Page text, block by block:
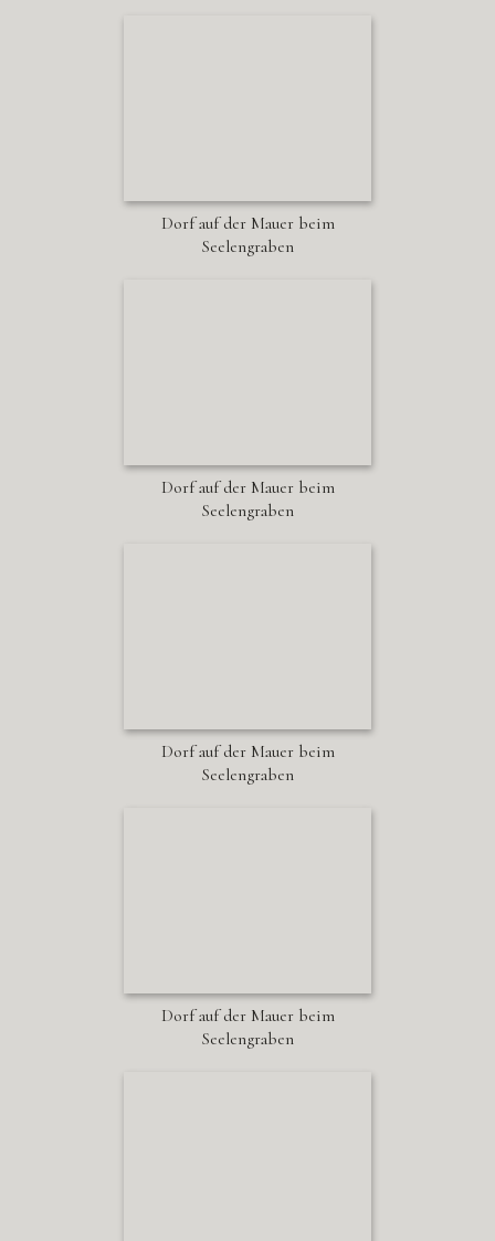
Dorf auf der Mauer beim
Seelengraben
Dorf auf der Mauer beim
Seelengraben
Dorf auf der Mauer beim
Seelengraben
Dorf auf der Mauer beim
Seelengraben